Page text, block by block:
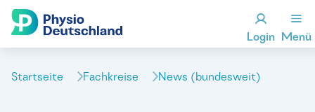
Login Menü
Startseite Fachkreise News (bundesweit)